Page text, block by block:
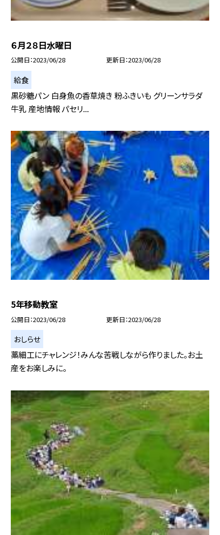
６月２８日水曜日
公開日 2023/06/28 更新日 2023/06/28
給食
黒砂糖パン 白身魚の香草焼き 粉ふきいも グリーンサラダ
牛乳 産地情報 パセリ...
5年移動教室
公開日 2023/06/28 更新日 2023/06/28
おしらせ
藁細工にチャレンジ！みんな苦戦しながら作りました。お土
産をお楽しみに。